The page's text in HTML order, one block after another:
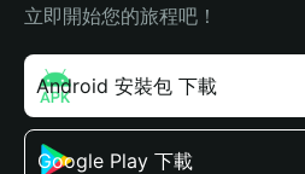
立即開始您的旅程吧！
Android 安裝包 下載
Google Play 下載